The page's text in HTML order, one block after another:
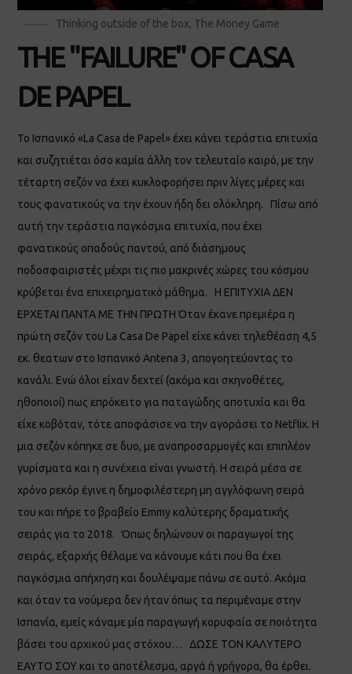
Thinking outside of the box, The Money Game
THE "FAILURE" OF CASA
DE PAPEL
Το Ισπανικό «La Casa de Papel» έχει κάνει τεράστια επιτυχία
και συζητιέται όσο καμία άλλη τον τελευταίο καιρό, με την
τέταρτη σεζόν να έχει κυκλοφορήσει πριν λίγες μέρες και
τους φανατικούς να την έχουν ήδη δει ολόκληρη. Πίσω από
αυτή την τεράστια παγκόσμια επιτυχία, που έχει
φανατικούς οπαδούς παντού, από διάσημους
ποδοσφαιριστές μέχρι τις πιο μακρινές χώρες του κόσμου
κρύβεται ένα επιχειρηματικό μάθημα. Η ΕΠΙΤΥΧΙΑ ΔΕΝ
ΕΡΧΕΤΑΙ ΠΑΝΤΑ ΜΕ ΤΗΝ ΠΡΩΤΗ Όταν έκανε πρεμιέρα η
πρώτη σεζόν του La Casa De Papel είχε κάνει τηλεθέαση 4,5
εκ. θεατων στο Ισπανικό Antena 3, απογοητεύοντας το
κανάλι. Ενώ όλοι είχαν δεχτεί (ακόμα και σκηνοθέτες,
ηθοποιοί) πως επρόκειτο για παταγώδης αποτυχία και θα
είχε κοβόταν, τότε αποφάσισε να την αγοράσει το Netflix. Η
μια σεζόν κόπηκε σε δυο, με αναπροσαρμογές και επιπλέον
γυρίσματα και η συνέχεια είναι γνωστή. Η σειρά μέσα σε
χρόνο ρεκόρ έγινε η δημοφιλέστερη μη αγγλόφωνη σειρά
του και πήρε το βραβείο Emmy καλύτερης δραματικής
σειράς για το 2018. Όπως δηλώνουν οι παραγωγοί της
σειράς, εξαρχής θέλαμε να κάνουμε κάτι που θα έχει
παγκόσμια απήχηση και δουλέψαμε πάνω σε αυτό. Ακόμα
και όταν τα νούμερα δεν ήταν όπως τα περιμέναμε στην
Ισπανία, εμείς κάναμε μία παραγωγή κορυφαία σε ποιότητα
βάσει του αρχικού μας στόχου… ΔΩΣΕ ΤΟΝ ΚΑΛΥΤΕΡΟ
ΕΑΥΤΟ ΣΟΥ και το αποτέλεσμα, αργά ή γρήγορα, θα έρθει.